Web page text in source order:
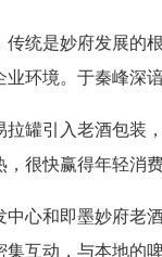
是妙府发展的
环境。于秦峰深谙
引入老酒包装
很快赢得年轻消费
和即墨妙府老酒
互动，与本地的